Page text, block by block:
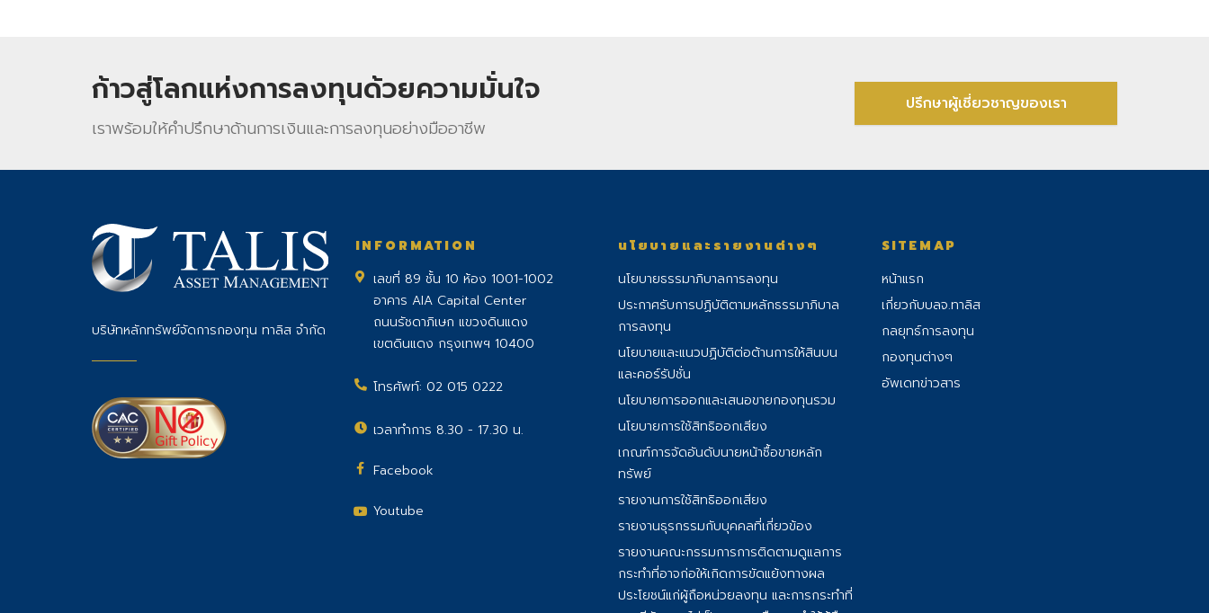
ก้าวสู่โลกแห่งการลงทุนด้วยความมั่นใจ
เราพร้อมให้คําปรึกษาด้านการเงินและการลงทุนอย่างมืออาชีพ
ปรึกษาผู้เชี่ยวชาญของเรา
บริษัทหลักทรัพย์จัดการกองทุน ทาลิส จำกัด
INFORMATION
เลขที่ 89 ชั้น 10 ห้อง 1001-1002
อาคาร AIA Capital Center
ถนนรัชดาภิเษก แขวงดินแดง
เขตดินแดง กรุงเทพฯ 10400
โทรศัพท์: 02 015 0222
เวลาทำการ 8.30 - 17.30 น.
Facebook
Youtube
นโยบายและรายงานต่างๆ
นโยบายธรรมาภิบาลการลงทุน
ประกาศรับการปฏิบัติตามหลักธรรมาภิบาล
การลงทุน
นโยบายและแนวปฏิบัติต่อต้านการให้สินบน
และคอร์รัปชั่น
นโยบายการออกและเสนอขายกองทุนรวม
นโยบายการใช้สิทธิออกเสียง
เกณฑ์การจัดอันดับนายหน้าซื้อขายหลัก
ทรัพย์
รายงานการใช้สิทธิออกเสียง
รายงานธุรกรรมกับบุคคลที่เกี่ยวข้อง
รายงานคณะกรรมการการติดตามดูแลการ
กระทําที่อาจก่อให้เกิดการขัดแย้งทางผล
ประโยชน์แก่ผู้ถือหน่วยลงทุน และการกระทําที่
SITEMAP
หน้าแรก
เกี่ยวกับบลจ.ทาลิส
กลยุทธ์การลงทุน
กองทุนต่างๆ
อัพเดทข่าวสาร